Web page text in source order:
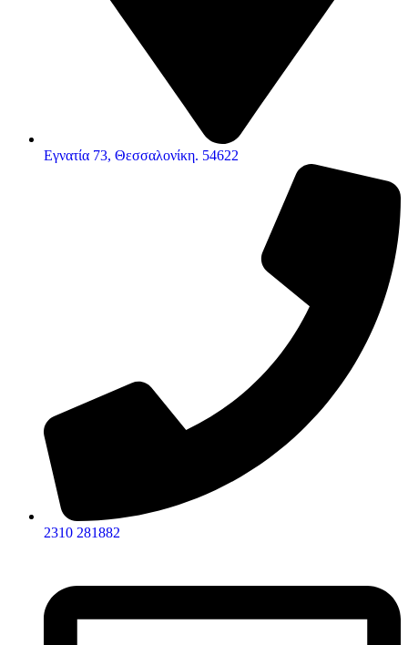
Εγνατία 73, Θεσσαλονίκη. 54622
2310 281882